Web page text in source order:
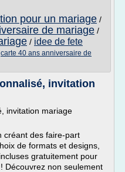
pour un mariage /
de mariage /
/ idee de fete
carte 40 ans anniversaire de
invitation
invitation mariage
créant des faire-part
de formats et designs,
gratuitement pour
Découvrez non seulement